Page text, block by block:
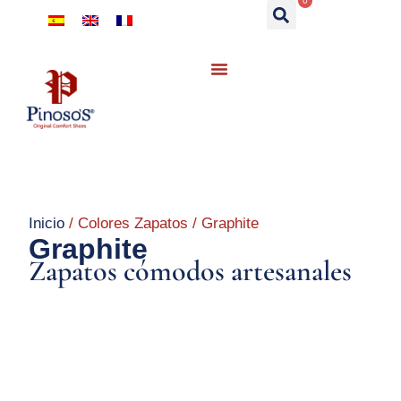
Inicio / Colores Zapatos / Graphite
Graphite
Zapatos cómodos artesanales